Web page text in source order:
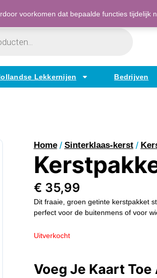
voorkomen dat bepaalde functies tijdelijk
mogelijk voor bedrijven
Lekkernijen Bedrijven
Home/ Sinterklaas-kerst/
€ 35,99
Dit fraaie, groen getinte kerstpakket
perfect voor de buitenmens of voor
Uitverkocht
Voeg Je Kaart